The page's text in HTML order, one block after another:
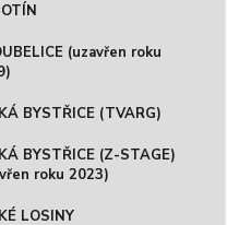
(uzavřen roku
BYSTŘICE (TVARG)
BYSTŘICE (Z-STAGE)
roku 2023)
LOSINY